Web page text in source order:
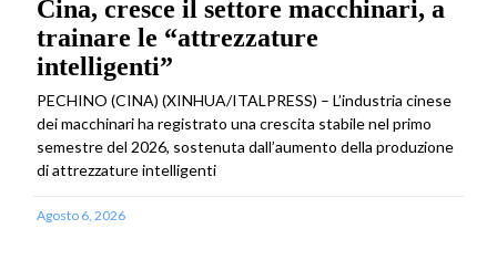
Cina, cresce il settore macchinari, a
trainare le “attrezzature
intelligenti”
PECHINO (CINA) (XINHUA/ITALPRESS) – L’industria cinese
dei macchinari ha registrato una crescita stabile nel primo
semestre del 2026, sostenuta dall’aumento della produzione
di attrezzature intelligenti
Agosto 6, 2026